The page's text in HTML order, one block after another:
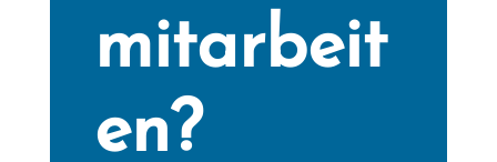
mitarbeit
en?